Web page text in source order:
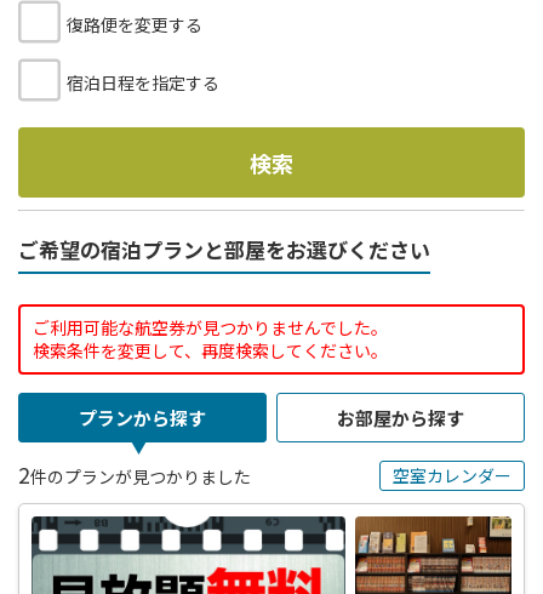
復路便を変更する
宿泊日程を指定する
検索
ご希望の宿泊プランと部屋をお選びください
ご利用可能な航空券が見つかりませんでした。
検索条件を変更して、再度検索してください。
プランから探す お部屋から探す
2件のプランが見つかりました 空室カレンダー